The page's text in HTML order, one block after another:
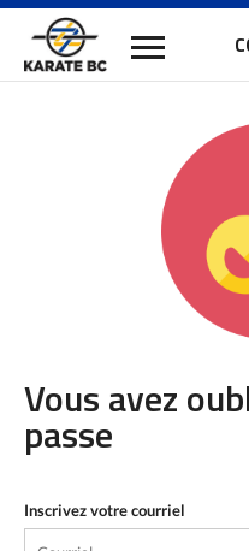
Vous avez
passe
Inscrivez votre courriel